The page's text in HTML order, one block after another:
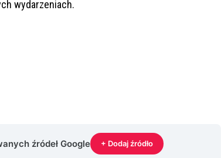
wydarzeniach.
źródeł Google + Dodaj źródło